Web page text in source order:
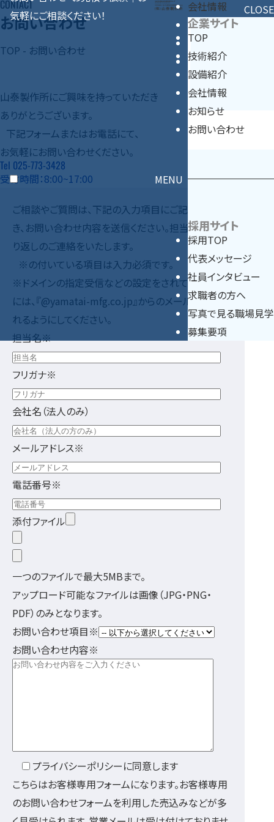
気軽にご相談ください！
会社情報
お知らせ
採用情報
お問い合わせ
MENU
CLOSE
企業サイト
TOP
技術紹介
設備紹介
会社情報
お知らせ
お問い合わせ
採用サイト
採用TOP
代表メッセージ
社員インタビュー
求職者の方へ
写真で見る職場見学
募集要項
CONTACT
お問い合わせ
TOP - お問い合わせ
山泰製作所にご興味を持っていただき
ありがとうございます。
下記フォームまたはお電話にて、
お気軽にお問い合わせください。
Tel 025-773-3428
受付時間：8:00~17:00
ご相談やご質問は、下記の入力項目にご記入いただ
き、お問い合わせ内容を送信ください。担当者より折
り返しのご連絡をいたします。
※の付いている項目は入力必須です。
※ドメインの指定受信などの設定をされている場合
には、『@yamatai-mfg.co.jp』からのメールを受け取
れるようにしてください。
担当名※
フリガナ※
会社名（法人のみ）
メールアドレス※
電話番号※
添付ファイル
一つのファイルで最大5MBまで。
アップロード可能なファイルは画像（JPG・PNG・
PDF）のみとなります。
お問い合わせ項目※
お問い合わせ内容※
プライバシーポリシーに同意します
こちらはお客様専用フォームになります。お客様専用
のお問い合わせフォームを利用した売込みなどが多